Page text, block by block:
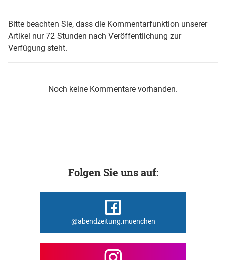
Bitte beachten Sie, dass die Kommentarfunktion unserer
Artikel nur 72 Stunden nach Veröffentlichung zur
Verfügung steht.
Noch keine Kommentare vorhanden.
Folgen Sie uns auf:
@abendzeitung.muenchen